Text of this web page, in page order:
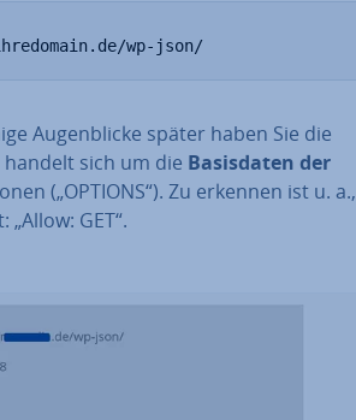
wp-json/
Au­gen­bli­cke später haben Sie die
sich um die Ba­sis­da­ten der
(„OPTIONS“). Zu erkennen ist u. a.,
GET“.